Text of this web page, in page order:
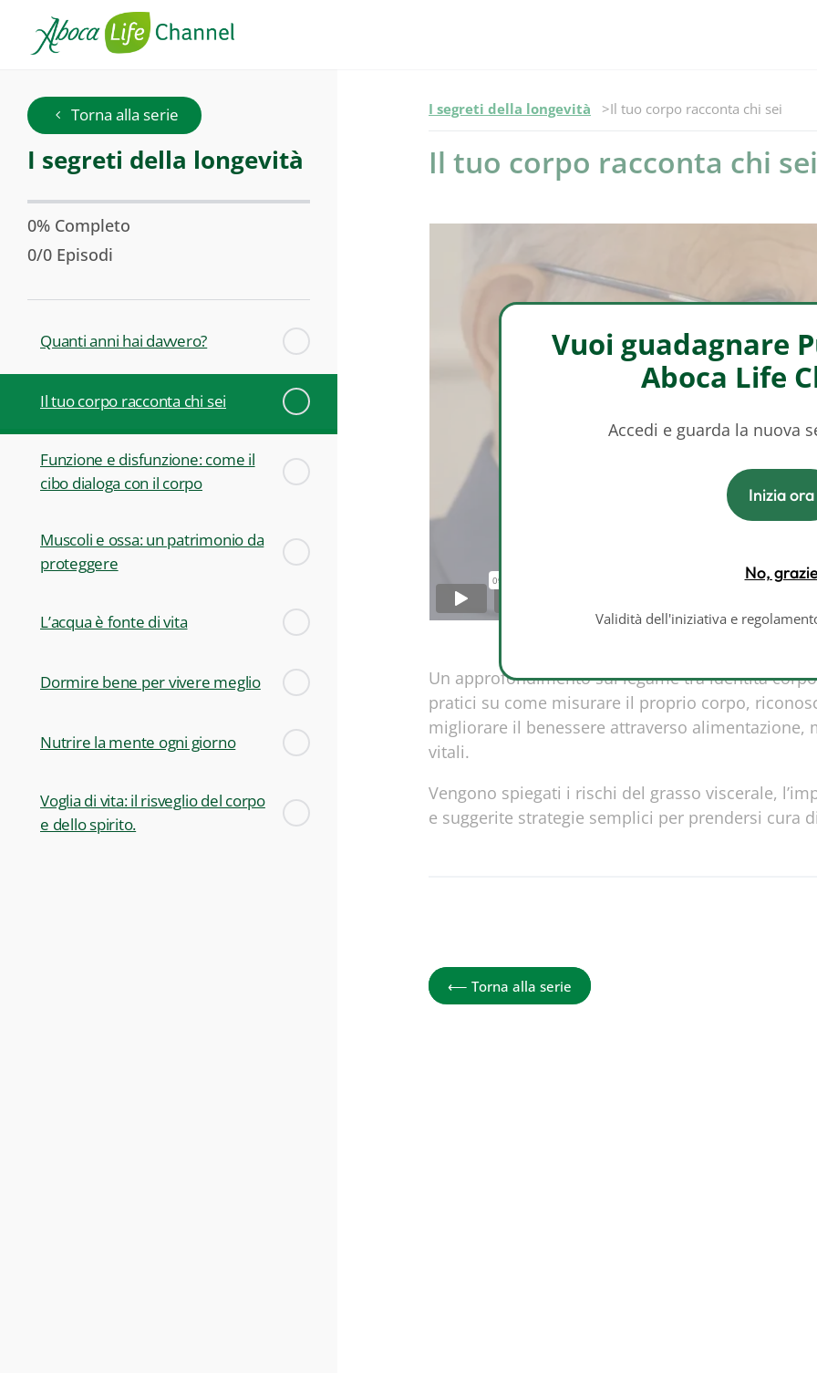
Torna alla serie
segreti
della
longevità
Serie:
I segreti della longevità
0% Completo
0/0 Episodi
Quanti anni hai davvero?
Il tuo corpo racconta chi sei
Funzione e disfunzione: come il
cibo dialoga con il corpo
Muscoli e ossa: un patrimonio da
proteggere
L’acqua è fonte di vita
Dormire bene per vivere meglio
Nutrire la mente ogni giorno
Voglia di vita: il risveglio del corpo
e dello spirito.
I segreti della longevità Episodio -
Il tuo corpo racconta chi sei
Il tuo corpo racconta chi sei
Vuoi guadagnare
Aboca Life
Accedi e guarda la nuova
Inizia ora
No,
Validità dell'iniziativa e
Un approfondimento sul legame tra identità
pratici su come misurare il proprio corpo,
migliorare il benessere attraverso alimentazione,
vitali.
Vengono spiegati i rischi del grasso viscerale,
e suggerite strategie semplici per prendersi cura
⟵ Torna alla serie I segreti della longevità